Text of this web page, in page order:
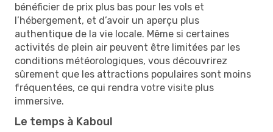
bénéficier de prix plus bas pour les vols et
l’hébergement, et d’avoir un aperçu plus
authentique de la vie locale. Même si certaines
activités de plein air peuvent être limitées par les
conditions météorologiques, vous découvrirez
sûrement que les attractions populaires sont moins
fréquentées, ce qui rendra votre visite plus
immersive.
Le temps à Kaboul